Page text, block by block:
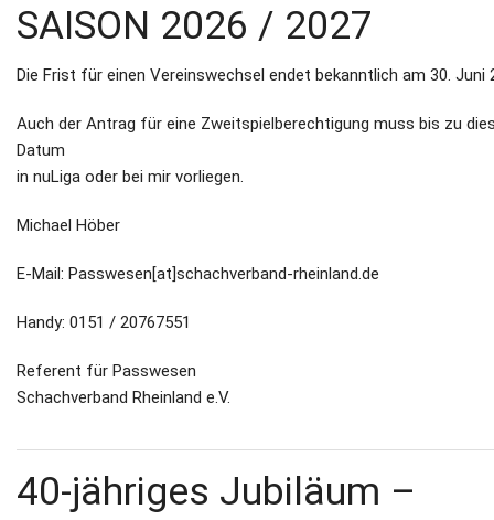
SAISON 2026 / 2027
Die Frist für einen Vereinswechsel endet bekanntlich am 30. Juni
Auch der Antrag für eine Zweitspielberechtigung muss bis zu
Datum
in nuLiga oder bei mir vorliegen.
Michael Höber
E-Mail: Passwesen[at]schachverband-rheinland.de
Handy: 0151 / 20767551
Referent für Passwesen
Schachverband Rheinland e.V.
40-jähriges Jubiläum –